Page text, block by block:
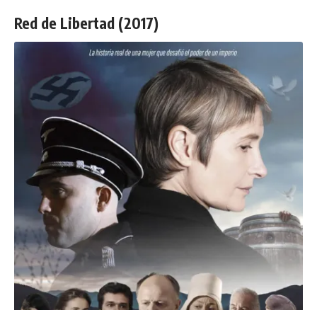
Red de Libertad (2017)